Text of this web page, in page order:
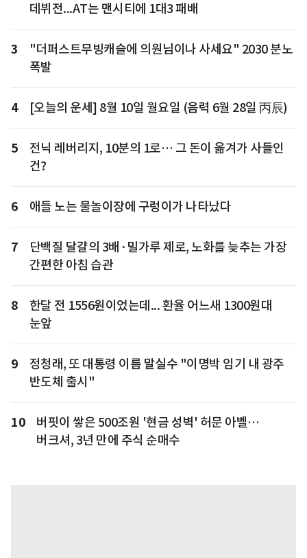
데뷔전...AT는 맨시티에 1대3 패배
3
"더퍼스트무빙캐슬에 의원님이나 사세요" 2030 분노
폭발
4 [오늘의 운세] 8월 10일 월요일 (음력 6월 28일 丙辰)
5
전닉 레버리지, 10분의 1로… 그 돈이 옮겨가 사들인
건?
6 애들 노는 물놀이장에 구렁이가 나타났다
7
단백질 달걀의 3배·밀가루 제로, 노화를 늦추는 가장
간편한 아침 습관
8
한달 전 1556원이었는데... 환율 어느새 1300원대
눈앞
9
정청래, 또 대통령 이름 말실수 "이명박 임기 내 광주
반도체 출시"
10
버핏이 쌓은 500조원 '현금 성벽' 허문 아벨…
버크셔, 3년 만에 주식 순매수